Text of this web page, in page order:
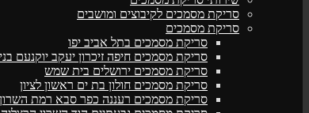
סריקת מסמכים לקיבוצים ומושבים
סריקת מסמכים
סריקת מסמכים בתל אביב יפו
סריקת מסמכים חיפה זיכרון יעקב יוקנעם
סריקת מסמכים ירושלים בית שמש
סריקת מסמכים חולון בת ים ראשון לציון
סריקת מסמכים רעננה כפר סבא רמת השרון